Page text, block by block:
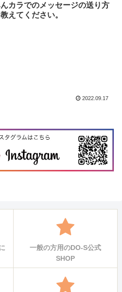
カラでのメッセージの送り方
えてください。
2022.09.17
一般の方用のDO-S公式
SHOP